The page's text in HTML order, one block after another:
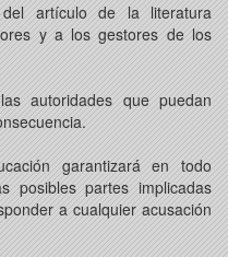
artículo de la literatura
y a los gestores de los
autoridades que puedan
garantizará en todo
posibles partes implicadas
a cualquier acusación